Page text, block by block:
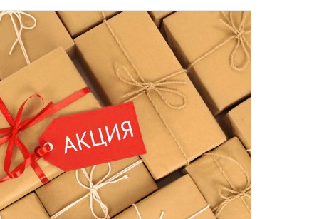
моих персональных данных
получите на следующий день после отправки заказа.
возврату и обмену не подлежат.